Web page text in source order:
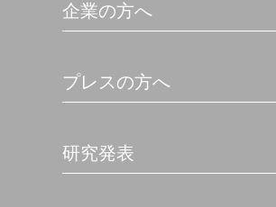
企業の方へ
プレスの方へ
研究発表